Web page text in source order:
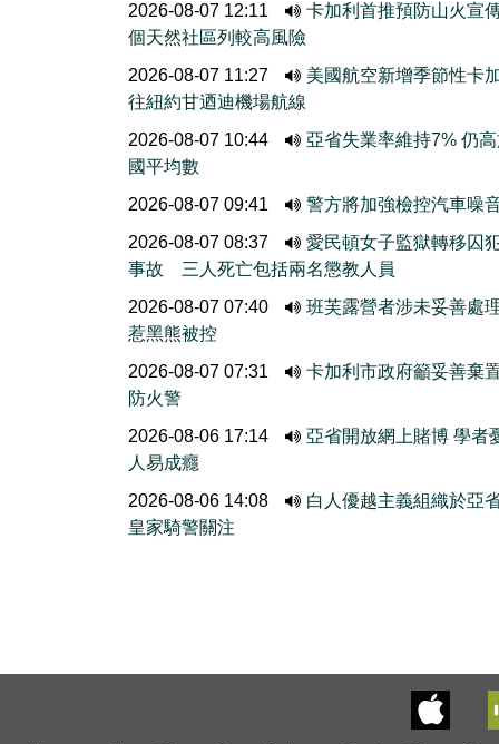
2026-08-07 12:11
卡加利首推預防山火宣
個天然社區列較高風險
2026-08-07 11:27
美國航空新增季節性卡
往紐約甘迺迪機場航線
2026-08-07 10:44
亞省失業率維持7% 仍
國平均數
2026-08-07 09:41
警方將加強檢控汽車噪
2026-08-07 08:37
愛民頓女子監獄轉移囚
事故 三人死亡包括兩名懲教人員
2026-08-07 07:40
班芙露營者涉未妥善處
惹黑熊被控
2026-08-07 07:31
卡加利市政府籲妥善棄
防火警
2026-08-06 17:14
亞省開放網上賭博 學者
人易成癮
2026-08-06 14:08
白人優越主義組織於亞
皇家騎警關注